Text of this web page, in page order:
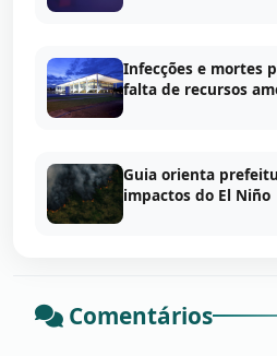
Infecções e mortes
falta de recursos
Guia orienta
impactos do El Niño
Comentários